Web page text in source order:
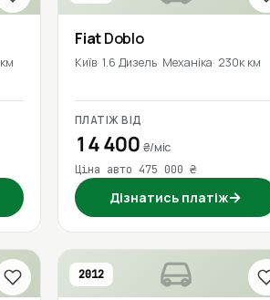
FiatDoblo
Київ 1.6 Дизель Механіка 230к км
ПЛАТІЖ ВІД
14 400 ₴/міс
Ціна авто 475 000 ₴
Дізнатись платіж→
2012